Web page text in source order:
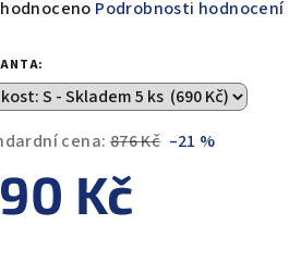
Podrobnosti hodnocení
cena: 876 Kč –21 %
Kč